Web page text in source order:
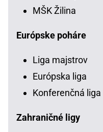
MŠK Žilina
Európske poháre
Liga majstrov
Európska liga
Konferenčná liga
Zahraničné ligy